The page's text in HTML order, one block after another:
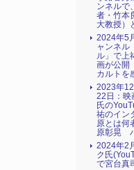
ンネルで
者・竹本
大教授）
2024年5
ャンネル
ル」で上
画が公開
カルトを
2023年
22日：映
氏の
祐のイン
原とは何
原彰晃
2024年2
ク氏
で宮台真